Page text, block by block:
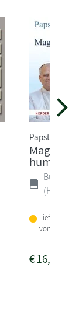
Papst Leo XIV.
Magnifica
humanitas
Buch
Lieferbar
von 1-2
€16,00